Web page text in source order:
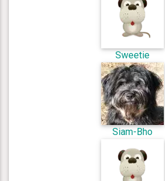
Sweetie
Siam-Bho